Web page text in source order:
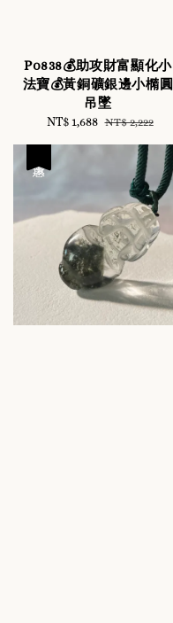
P0838💰助攻財富顯化小
法寶💰黃銅礦銀邊小橢圓
吊墜
Sale
NT$ 1,688 Regular
NT$ 2,222